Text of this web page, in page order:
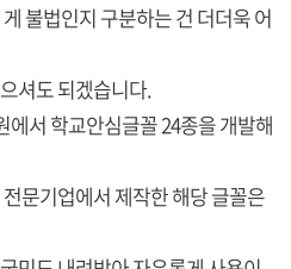
불법인지 구분하는 건 더더욱 어
셔도 되겠습니다.
서 학교안심글꼴 24종을 개발해
문기업에서 제작한 해당 글꼴은